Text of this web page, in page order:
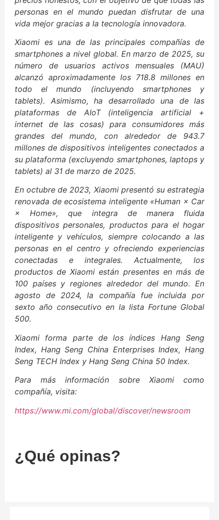
personas en el mundo puedan disfrutar de una
vida mejor gracias a la tecnología innovadora.
Xiaomi es una de las principales compañías de
smartphones a nivel global. En marzo de 2025, su
número de usuarios activos mensuales (MAU)
alcanzó aproximadamente los 718.8 millones en
todo el mundo (incluyendo smartphones y
tablets). Asimismo, ha desarrollado una de las
plataformas de AIoT (inteligencia artificial +
internet de las cosas) para consumidores más
grandes del mundo, con alrededor de 943.7
millones de dispositivos inteligentes conectados a
su plataforma (excluyendo smartphones, laptops y
tablets) al 31 de marzo de 2025.
En octubre de 2023, Xiaomi presentó su estrategia
renovada de ecosistema inteligente «Human × Car
× Home», que integra de manera fluida
dispositivos personales, productos para el hogar
inteligente y vehículos, siempre colocando a las
personas en el centro y ofreciendo experiencias
conectadas e integrales. Actualmente, los
productos de Xiaomi están presentes en más de
100 países y regiones alrededor del mundo. En
agosto de 2024, la compañía fue incluida por
sexto año consecutivo en la lista Fortune Global
500.
Xiaomi forma parte de los índices Hang Seng
Index, Hang Seng China Enterprises Index, Hang
Seng TECH Index y Hang Seng China 50 Index.
Para más información sobre Xiaomi como
compañía, visita:
https://www.mi.com/global/discover/newsroom
¿Qué opinas?